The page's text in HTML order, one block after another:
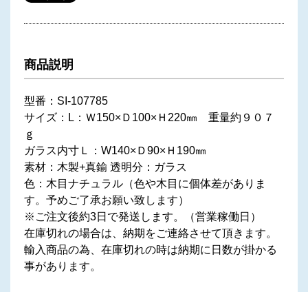
商品説明
型番：SI-107785
サイズ：L：Ｗ150×Ｄ100×Ｈ220㎜ 重量約９０７
ｇ
ガラス内寸Ｌ：W140×Ｄ90×Ｈ190㎜
素材：木製+真鍮 透明分：ガラス
色：木目ナチュラル（色や木目に個体差がありま
す。予めご了承お願い致します）
※ご注文後約3日で発送します。（営業稼働日）
在庫切れの場合は、納期をご連絡させて頂きます。
輸入商品の為、在庫切れの時は納期に日数が掛かる
事があります。